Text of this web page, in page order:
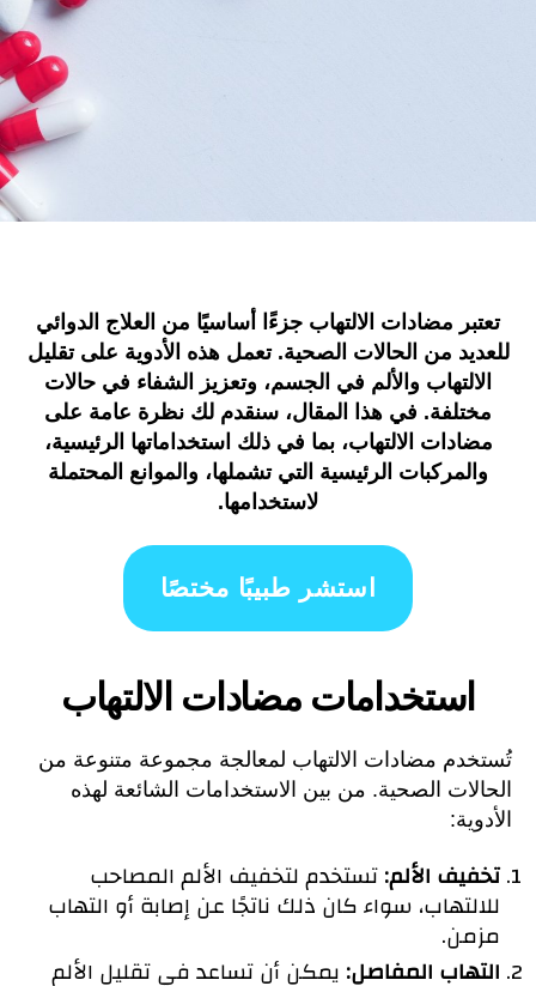
تعتبر مضادات الالتهاب جزءًا أساسيًا من العلاج الدوائي
للعديد من الحالات الصحية. تعمل هذه الأدوية على تقليل
الالتهاب والألم في الجسم، وتعزيز الشفاء في حالات
مختلفة. في هذا المقال، سنقدم لك نظرة عامة على
مضادات الالتهاب، بما في ذلك استخداماتها الرئيسية،
والمركبات الرئيسية التي تشملها، والموانع المحتملة
لاستخدامها.
استشر طبيبًا مختصًا
استخدامات مضادات الالتهاب
تُستخدم مضادات الالتهاب لمعالجة مجموعة متنوعة من
الحالات الصحية. من بين الاستخدامات الشائعة لهذه
الأدوية:
تخفيف الألم:تستخدم لتخفيف الألم المصاحب
للالتهاب، سواء كان ذلك ناتجًا عن إصابة أو التهاب
مزمن.
التهاب المفاصل: يمكن أن تساعد في تقليل الألم